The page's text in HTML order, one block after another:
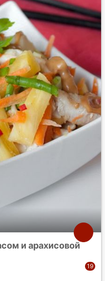
и арахисовой